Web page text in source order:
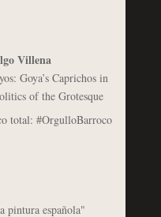
Villena
Goya’s Caprichos in
of the Grotesque
total: #OrgulloBarroco
pintura española"